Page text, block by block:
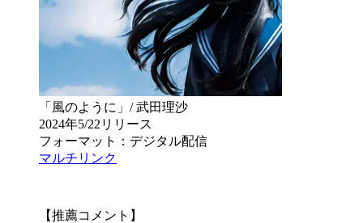
「風のように」/ 武田理沙
2024年5/22リリース
フォーマット：デジタル配信
マルチリンク
【推薦コメント】